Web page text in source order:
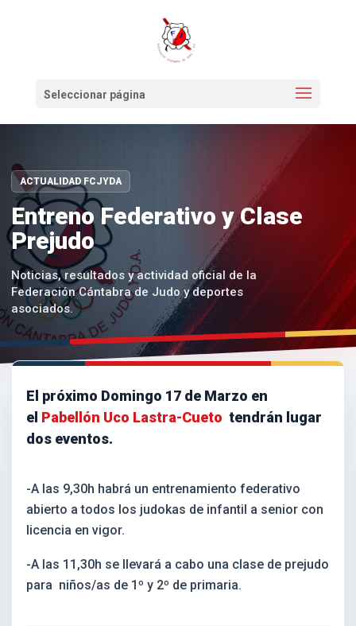
Seleccionar página
ACTUALIDAD FCJYDA
Entreno Federativo y Clase
Prejudo
Noticias, resultados y actividad oficial de la
Federación Cántabra de Judo y deportes
asociados.
El próximo Domingo 17 de Marzo en
el Pabellón Uco Lastra-Cueto tendrán lugar
dos eventos.
-A las 9,30h habrá un entrenamiento federativo
abierto a todos los judokas de infantil a senior con
licencia en vigor.
-A las 11,30h se llevará a cabo una clase de prejudo
para niños/as de 1º y 2º de primaria.